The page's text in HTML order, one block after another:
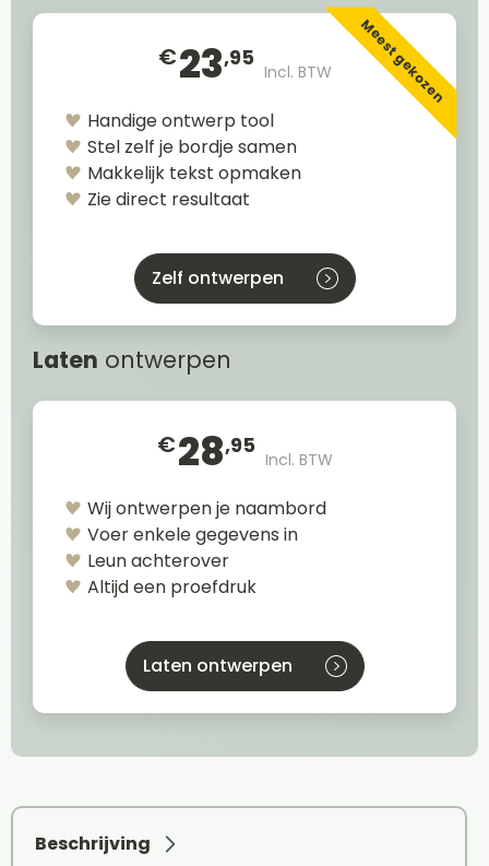
€23,95
Incl. BTW Meest gekozen
Handige ontwerp tool
Stel zelf je bordje samen
Makkelijk tekst opmaken
Zie direct resultaat
Zelf ontwerpen
Laten ontwerpen
€28,95
Incl. BTW
Wij ontwerpen je naambord
Voer enkele gegevens in
Leun achterover
Altijd een proefdruk
Laten ontwerpen
Beschrijving